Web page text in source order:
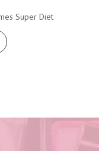
Super Diet